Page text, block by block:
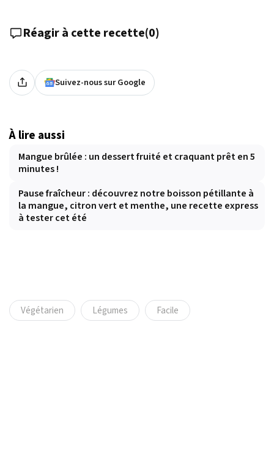
Réagir à cette recette(0)
Suivez-nous sur Google
À lire aussi
Mangue brûlée : un dessert fruité et craquant prêt en 5
minutes !
Pause fraîcheur : découvrez notre boisson pétillante à
la mangue, citron vert et menthe, une recette express
à tester cet été
Végétarien Légumes Facile